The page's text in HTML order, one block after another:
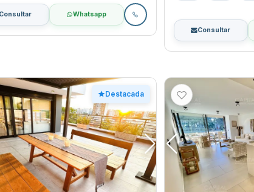
Consultar Whatsapp
Consultar
Destacada